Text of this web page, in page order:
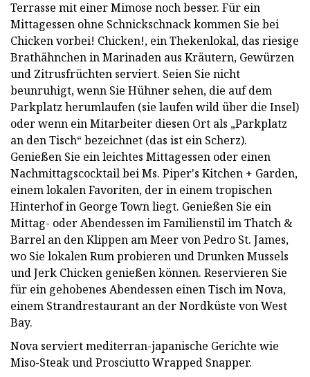
Terrasse mit einer Mimose noch besser. Für ein
Mittagessen ohne Schnickschnack kommen Sie bei
Chicken vorbei! Chicken!, ein Thekenlokal, das riesige
Brathähnchen in Marinaden aus Kräutern, Gewürzen
und Zitrusfrüchten serviert. Seien Sie nicht
beunruhigt, wenn Sie Hühner sehen, die auf dem
Parkplatz herumlaufen (sie laufen wild über die Insel)
oder wenn ein Mitarbeiter diesen Ort als „Parkplatz
an den Tisch“ bezeichnet (das ist ein Scherz).
Genießen Sie ein leichtes Mittagessen oder einen
Nachmittagscocktail bei Ms. Piper's Kitchen + Garden,
einem lokalen Favoriten, der in einem tropischen
Hinterhof in George Town liegt. Genießen Sie ein
Mittag- oder Abendessen im Familienstil im Thatch &
Barrel an den Klippen am Meer von Pedro St. James,
wo Sie lokalen Rum probieren und Drunken Mussels
und Jerk Chicken genießen können. Reservieren Sie
für ein gehobenes Abendessen einen Tisch im Nova,
einem Strandrestaurant an der Nordküste von West
Bay.
Nova serviert mediterran-japanische Gerichte wie
Miso-Steak und Prosciutto Wrapped Snapper.